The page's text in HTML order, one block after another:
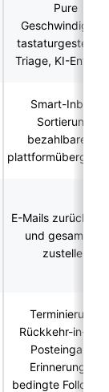
Pure
Triage, KI-
Smart-Inbox-
Sortierung,
bezahlbare KI,
E-Mails zurückhalten
und gesammelt
zustellen
Terminierung,
Rückkehr-in-
Posteingang-
Erinnerungen,
bedingte Follow-